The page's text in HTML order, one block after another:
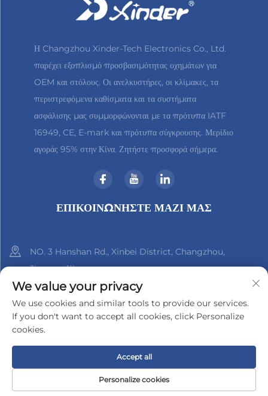
Η Changzhou Xinder-Tech Electronics Co., Ltd.
παρέχει εξοπλισμό προσβασιμότητας οχημάτων για
OEM και στόλους. Οι ανελκυστήρες, οι κλίμακες, τα
περιστρεφόμενα καθίσματα και τα συστήματα
ασφάλισης μας συμμορφώνονται με τα πρότυπα IATF
16949, CE, E-mark και πρότυπα σύγκρουσης. Μερίδιο
αγοράς 95% στην Κίνα. Ζητήστε προσφορά σήμερα.
ΕΠΙΚΟΙΝΩΝΉΣΤΕ ΜΑΖΊ ΜΑΣ
NO. 3 Hanshan Rd., Xinbei District, Changzhou,
Jiangsu, Κίνα
+86-18961288218
[email protected]
Πνευματικά δικαιώματα © 2025 από την Changzhou Xinder-Tech
Electronics Co., Ltd. Πολιτική Απορρήτου
ΗΛ.
We value your privacy
We use cookies and similar tools to provide our services.
If you don't want to accept all cookies, click Personalize
cookies.
Personalize cookies
Accept all